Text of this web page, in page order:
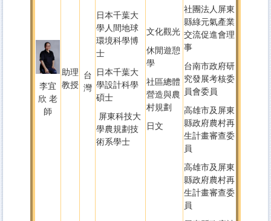
李宜
欣 老
師
助理
教授
台
灣
日本千葉大
學人間地球
環境科學博
士
日本千葉大
學設計科學
碩士
屏東科技大
學農規劃技
術系學士
文化觀光
休閒遊憩
學
社區總體
營造與農
村規劃
日文
社團法人屏東
縣綠元氣產業
交流促進會理
事
台南市政府研
究發展考核委
員會委員
高雄市及屏東
縣政府農村再
生計畫審查委
員
高雄市及屏東
縣政府農村再
生計畫審查委
員